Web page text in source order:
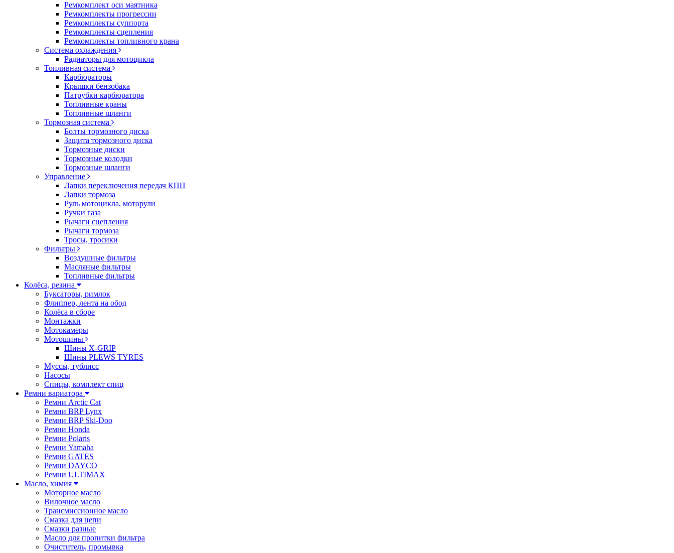
Ремкомплект оси маятника
Ремкомплекты прогрессии
Ремкомплекты суппорта
Ремкомплекты сцепления
Ремкомплекты топливного крана
Система охлаждения
Радиаторы для мотоцикла
Топливная система
Карбюраторы
Крышки бензобака
Патрубки карбюратора
Топливные краны
Топливные шланги
Тормозная система
Болты тормозного диска
Защита тормозного диска
Тормозные диски
Тормозные колодки
Тормозные шланги
Управление
Лапки переключения передач КПП
Лапки тормоза
Руль мотоцикла, моторули
Ручки газа
Рычаги сцепления
Рычаги тормоза
Тросы, тросики
Фильтры
Воздушные фильтры
Масляные фильтры
Топливные фильтры
Колёса, резина
Буксаторы, римлок
Флиппер, лента на обод
Колёса в сборе
Монтажки
Мотокамеры
Мотошины
Шины X-GRIP
Шины PLEWS TYRES
Муссы, тублисс
Насосы
Спицы, комплект спиц
Ремни вариатора
Ремни Arctic Cat
Ремни BRP Lynx
Ремни BRP Ski-Doo
Ремни Honda
Ремни Polaris
Ремни Yamaha
Ремни GATES
Ремни DAYCO
Ремни ULTIMAX
Масло, химия
Моторное масло
Вилочное масло
Трансмиссионное масло
Смазка для цепи
Смазки разные
Масло для пропитки фильтра
Очиститель, промывка